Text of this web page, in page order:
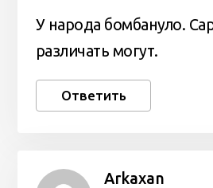
У народа бомбануло.
различать могут.
Ответить
Arkaxan